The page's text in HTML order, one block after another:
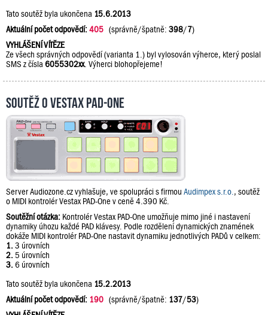
Tato soutěž byla ukončena 15.6.2013
Aktuální počet odpovědí:405 (správně/špatně: 398/7)
VYHLÁŠENÍ VÍTĚZE
Ze všech správných odpovědí (varianta 1.) byl vylosován výherce, který poslal
SMS z čísla 6055302xx. Výherci blohopřejeme!
Soutěž o Vestax PAD-One
Server Audiozone.cz vyhlašuje, ve spolupráci s firmou Audimpex s.r.o. , soutěž
o MIDI kontrolér Vestax PAD-One v ceně 4.390 Kč.
Soutěžní otázka: Kontrolér Vestax PAD-One umožňuje mimo jiné i nastavení
dynamiky úhozu každé PAD klávesy. Podle rozdělení dynamických znamének
dokáže MIDI kontrolér PAD-One nastavit dynamiku jednotlivých PADů v celkem:
1. 3 úrovních
2. 5 úrovních
3. 6 úrovních
Tato soutěž byla ukončena 15.2.2013
Aktuální počet odpovědí: 190 (správně/špatně: 137/53)